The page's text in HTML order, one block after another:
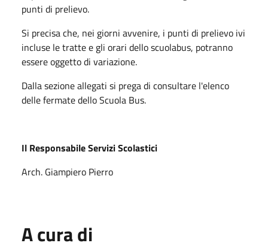
punti di prelievo.
Si precisa che, nei giorni avvenire, i punti di prelievo ivi
incluse le tratte e gli orari dello scuolabus, potranno
essere oggetto di variazione.
Dalla sezione allegati si prega di consultare l'elenco
delle fermate dello Scuola Bus.
Il Responsabile Servizi Scolastici
Arch. Giampiero Pierro
A cura di